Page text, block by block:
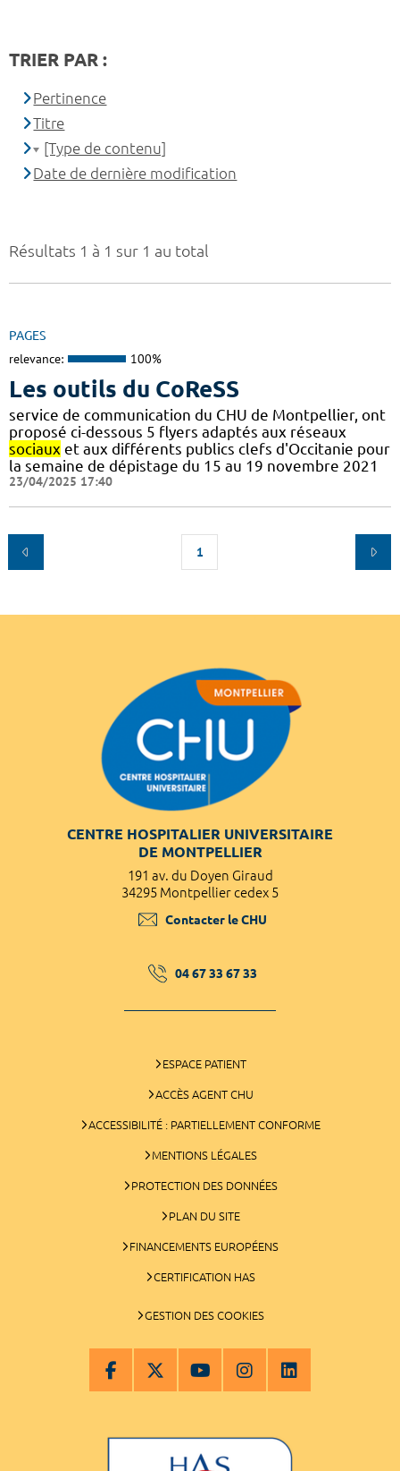
Résultats 1 à 1 sur 1 au total
PAGES
relevance: 100%
Les outils du CoReSS
service de communication du CHU de Montpellier, ont
proposé ci-dessous 5 flyers adaptés aux réseaux
sociaux et aux différents publics clefs d'Occitanie pour
la semaine de dépistage du 15 au 19 novembre 2021
23/04/2025 17:40
1
TRIER PAR :
Pertinence
Titre
[Type de contenu]
Date de dernière modification
CENTRE HOSPITALIER UNIVERSITAIRE
DE MONTPELLIER
191 av. du Doyen Giraud
34295 Montpellier cedex 5
Contacter le CHU
04 67 33 67 33
ESPACE PATIENT
ACCÈS AGENT CHU
ACCESSIBILITÉ : PARTIELLEMENT CONFORME
MENTIONS LÉGALES
PROTECTION DES DONNÉES
PLAN DU SITE
FINANCEMENTS EUROPÉENS
CERTIFICATION HAS
GESTION DES COOKIES